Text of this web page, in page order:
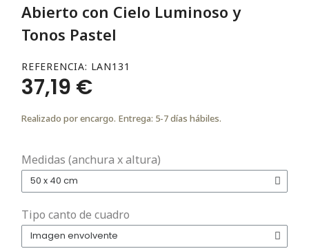
Abierto con Cielo Luminoso y
Tonos Pastel
REFERENCIA LAN131
37,19 €
Realizado por encargo. Entrega: 5-7 días hábiles.
Medidas (anchura x altura)
Tipo canto de cuadro